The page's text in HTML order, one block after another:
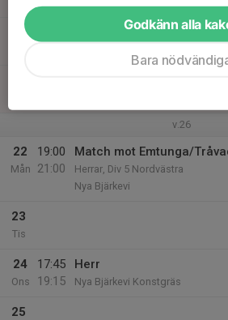
20
v.26
22
Mån
19:00
21:00
Match mot Emtunga/
Herrar, Div 5 Nordvästra
Nya Bjärkevi
23
Tis
24
Ons
17:45
19:15
Herr
Nya Bjärkevi Konstgräs
25
Godkänn alla
Bara